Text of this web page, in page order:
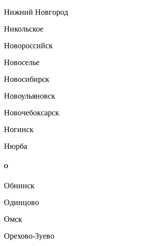
Нижний Новгород
Никольское
Новороссийск
Новоселье
Новосибирск
Новоульяновск
Новочебоксарск
Ногинск
Нюрба
О
Обнинск
Одинцово
Омск
Орехово-Зуево